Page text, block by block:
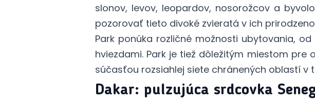
slonov, levov, leopardov, nosorožcov a
pozorovať tieto divoké zvieratá v ich
Park ponúka rozličné možnosti ubytovania,
hviezdami. Park je tiež dôležitým miestom
súčasťou rozsiahlej siete chránených oblastí v
Dakar: pulzujúca srdcovka